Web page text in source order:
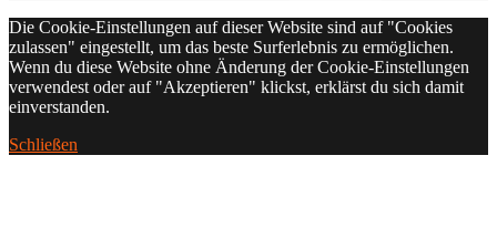
Die Cookie-Einstellungen auf dieser Website sind auf "Cookies
zulassen" eingestellt, um das beste Surferlebnis zu ermöglichen.
Wenn du diese Website ohne Änderung der Cookie-Einstellungen
verwendest oder auf "Akzeptieren" klickst, erklärst du sich damit
einverstanden.
Schließen